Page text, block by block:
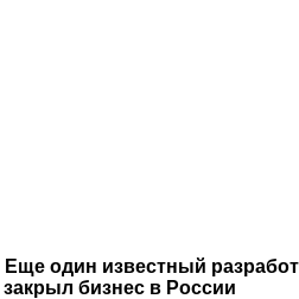
Еще один известный
закрыл бизнес в России